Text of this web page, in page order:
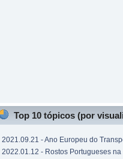
Top 10 tópicos (por
2021.09.21 - Ano Europeu do
2022.01.12 - Rostos Portugueses na